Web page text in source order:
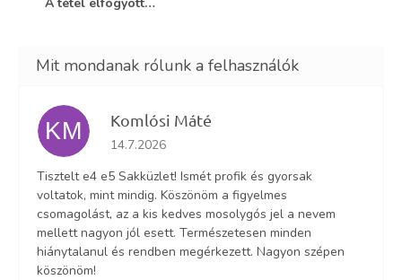
KM Komlósi Máté
Az áruház értékelése 5-ből 5 csillag.
14.7.2026
Tisztelt e4 e5 Sakküzlet! Ismét profik és gyorsak
voltatok, mint mindig. Köszönöm a figyelmes
csomagolást, az a kis kedves mosolygós jel a nevem
mellett nagyon jól esett. Természetesen minden
hiánytalanul és rendben megérkezett. Nagyon szépen
köszönöm!